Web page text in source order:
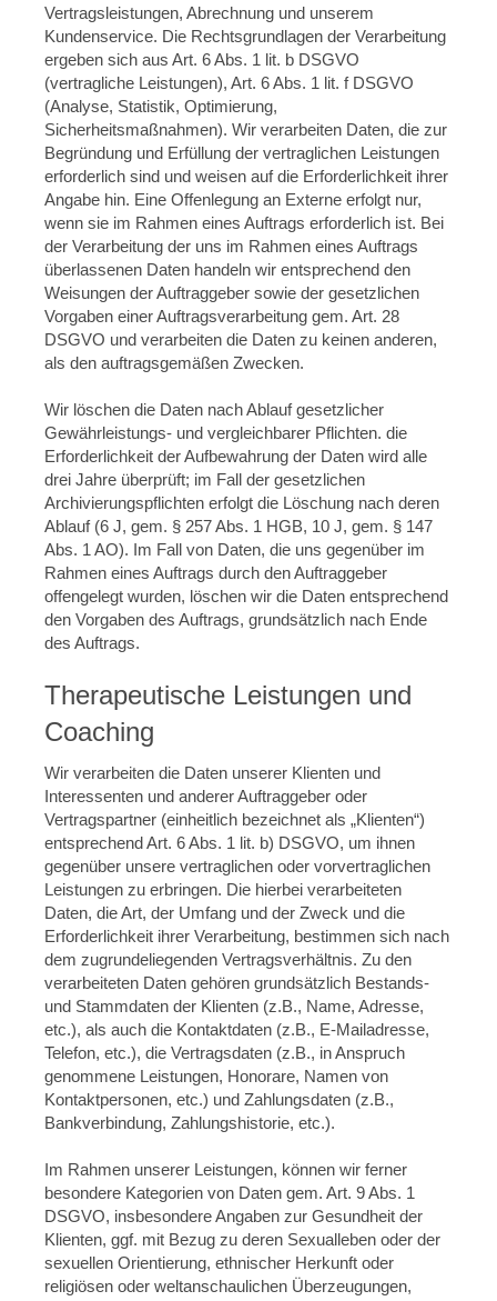
Vertragsleistungen, Abrechnung und unserem
Kundenservice. Die Rechtsgrundlagen der Verarbeitung
ergeben sich aus Art. 6 Abs. 1 lit. b DSGVO
(vertragliche Leistungen), Art. 6 Abs. 1 lit. f DSGVO
(Analyse, Statistik, Optimierung,
Sicherheitsmaßnahmen). Wir verarbeiten Daten, die zur
Begründung und Erfüllung der vertraglichen Leistungen
erforderlich sind und weisen auf die Erforderlichkeit ihrer
Angabe hin. Eine Offenlegung an Externe erfolgt nur,
wenn sie im Rahmen eines Auftrags erforderlich ist. Bei
der Verarbeitung der uns im Rahmen eines Auftrags
überlassenen Daten handeln wir entsprechend den
Weisungen der Auftraggeber sowie der gesetzlichen
Vorgaben einer Auftragsverarbeitung gem. Art. 28
DSGVO und verarbeiten die Daten zu keinen anderen,
als den auftragsgemäßen Zwecken.
Wir löschen die Daten nach Ablauf gesetzlicher
Gewährleistungs- und vergleichbarer Pflichten. die
Erforderlichkeit der Aufbewahrung der Daten wird alle
drei Jahre überprüft; im Fall der gesetzlichen
Archivierungspflichten erfolgt die Löschung nach deren
Ablauf (6 J, gem. § 257 Abs. 1 HGB, 10 J, gem. § 147
Abs. 1 AO). Im Fall von Daten, die uns gegenüber im
Rahmen eines Auftrags durch den Auftraggeber
offengelegt wurden, löschen wir die Daten entsprechend
den Vorgaben des Auftrags, grundsätzlich nach Ende
des Auftrags.
Therapeutische Leistungen und
Coaching
Wir verarbeiten die Daten unserer Klienten und
Interessenten und anderer Auftraggeber oder
Vertragspartner (einheitlich bezeichnet als „Klienten“)
entsprechend Art. 6 Abs. 1 lit. b) DSGVO, um ihnen
gegenüber unsere vertraglichen oder vorvertraglichen
Leistungen zu erbringen. Die hierbei verarbeiteten
Daten, die Art, der Umfang und der Zweck und die
Erforderlichkeit ihrer Verarbeitung, bestimmen sich nach
dem zugrundeliegenden Vertragsverhältnis. Zu den
verarbeiteten Daten gehören grundsätzlich Bestands-
und Stammdaten der Klienten (z.B., Name, Adresse,
etc.), als auch die Kontaktdaten (z.B., E-Mailadresse,
Telefon, etc.), die Vertragsdaten (z.B., in Anspruch
genommene Leistungen, Honorare, Namen von
Kontaktpersonen, etc.) und Zahlungsdaten (z.B.,
Bankverbindung, Zahlungshistorie, etc.).
Im Rahmen unserer Leistungen, können wir ferner
besondere Kategorien von Daten gem. Art. 9 Abs. 1
DSGVO, insbesondere Angaben zur Gesundheit der
Klienten, ggf. mit Bezug zu deren Sexualleben oder der
sexuellen Orientierung, ethnischer Herkunft oder
religiösen oder weltanschaulichen Überzeugungen,